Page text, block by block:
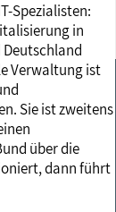
Spezialisten:
in
Verwaltung ist
Sie ist zweitens
über die
dann führt